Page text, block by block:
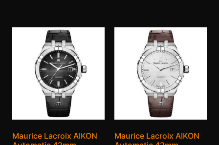
Maurice Lacroix AIKON
Maurice Lacroix AIKON